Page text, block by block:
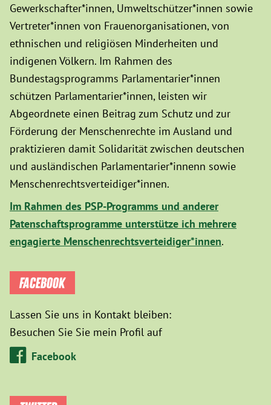
Gewerkschafter*innen, Umweltschützer*innen sowie
Vertreter*innen von Frauenorganisationen, von
ethnischen und religiösen Minderheiten und
indigenen Völkern. Im Rahmen des
Bundestagsprogramms Parlamentarier*innen
schützen Parlamentarier*innen, leisten wir
Abgeordnete einen Beitrag zum Schutz und zur
Förderung der Menschenrechte im Ausland und
praktizieren damit Solidarität zwischen deutschen
und ausländischen Parlamentarier*innenn sowie
Menschenrechtsverteidiger*innen.
Im Rahmen des PSP-Programms und anderer
Patenschaftsprogramme unterstütze ich mehrere
engagierte Menschenrechtsverteidiger*innen.
FACEBOOK
Lassen Sie uns in Kontakt bleiben:
Besuchen Sie Sie mein Profil auf
Facebook